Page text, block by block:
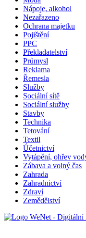
Nápoje, alkohol
Nezařazeno
Ochrana majetku
Pojištění
PPC
Překladatelství
Průmysl
Reklama
Řemesla
Služby
Sociální sítě
Sociální služby
Stavby
Technika
Tetování
Textil
Účetnictví
Vytápění, ohřev
Zábava a volný čas
Zahrada
Zahradnictví
Zdraví
Zemědělství